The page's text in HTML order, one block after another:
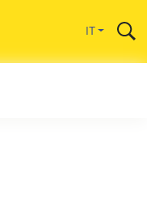
IT